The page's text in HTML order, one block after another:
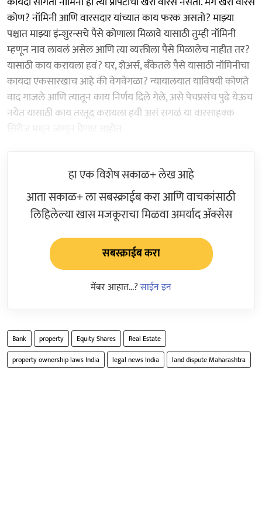
कोण? नॉमिनी आणि वारसदार यांच्यात काय फरक असतो? माझ्या
पश्चात माझ्या इंन्शुरन्सचे पैसे कोणाला मिळावे यासाठी तुम्ही नॉमिनी
म्हणून नाव लावलं असेल आणि त्या व्यक्तीला पैसे मिळालेच नाहीत तर?
यासाठी काय करायला हवं? घर, शेअर्स, बँकेतले पैसे यासाठी नॉमिनीचा
कायदा एकसारखाच आहे की वेगवेगळा? न्यायालयात याविषयी कोणते
वाद गाजले आणि त्यातून काय निर्णय दिले गेले, असे पेचप्रसंच पुढे येऊच
नयेत यासाठी काय तरतूद करायला हवी असं सगळं या वारसाहक्क
सिरीज मधून जाणून घेणार आहोत.
हा एक विशेष सकाळ+ लेख आहे
आता सकाळ+ ला सबस्क्राईब करा आणि वाचकांसाठी
लिहिलेल्या खास मजकूराचा मिळवा अमर्याद ॲक्सेस
सबस्क्राईब करा
मेंबर आहात...?साईन इन
Bank property Equity Shares
Real Estate
property ownership laws India
legal news India land dispute Maharashtra